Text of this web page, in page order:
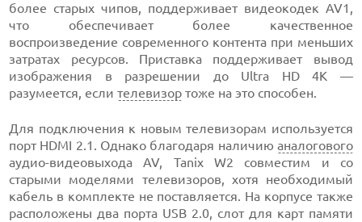
более старых чипов, поддерживает видеокодек AV1,
что обеспечивает более качественное
воспроизведение современного контента при меньших
затратах ресурсов. Приставка поддерживает вывод
изображения в разрешении до Ultra HD 4K —
разумеется, еслителевизор тоже на это способен.
Для подключения к новым телевизорам используется
порт HDMI 2.1. Однако благодаря наличию аналогового
аудио-видеовыхода AV, Tanix W2 совместим и со
старыми моделями телевизоров, хотя необходимый
кабель в комплекте не поставляется. На корпусе также
расположены два порта USB 2.0, слот для карт памяти